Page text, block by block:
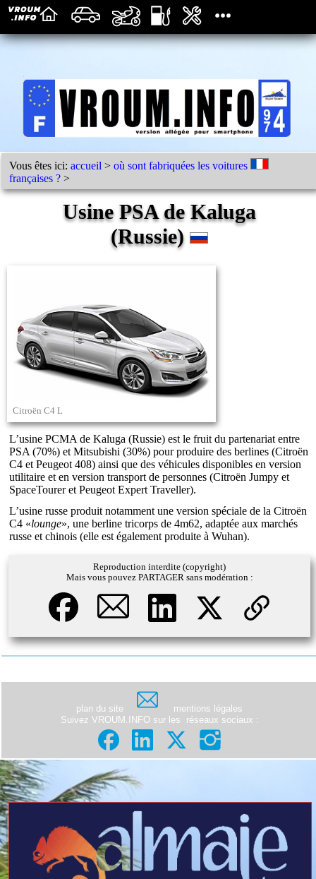
Vous êtes ici:accueil >où sont fabriquées les voitures
françaises ? >
Usine PSA de Kaluga
(Russie)
Citroën C4 L
L’usine PCMA de Kaluga (Russie) est le fruit du partenariat entre
PSA (70%) et Mitsubishi (30%) pour produire des berlines (Citroën
C4 et Peugeot 408) ainsi que des véhicules disponibles en version
utilitaire et en version transport de personnes (Citroën Jumpy et
SpaceTourer et Peugeot Expert Traveller).
L’usine russe produit notamment une version spéciale de la Citroën
C4 «lounge», une berline tricorps de 4m62, adaptée aux marchés
russe et chinois (elle est également produite à Wuhan).
Reproduction interdite (copyright)
Mais vous pouvez PARTAGER sans modération :
plan du site
mentions légales
Suivez VROUM.INFO sur les
réseaux sociaux :